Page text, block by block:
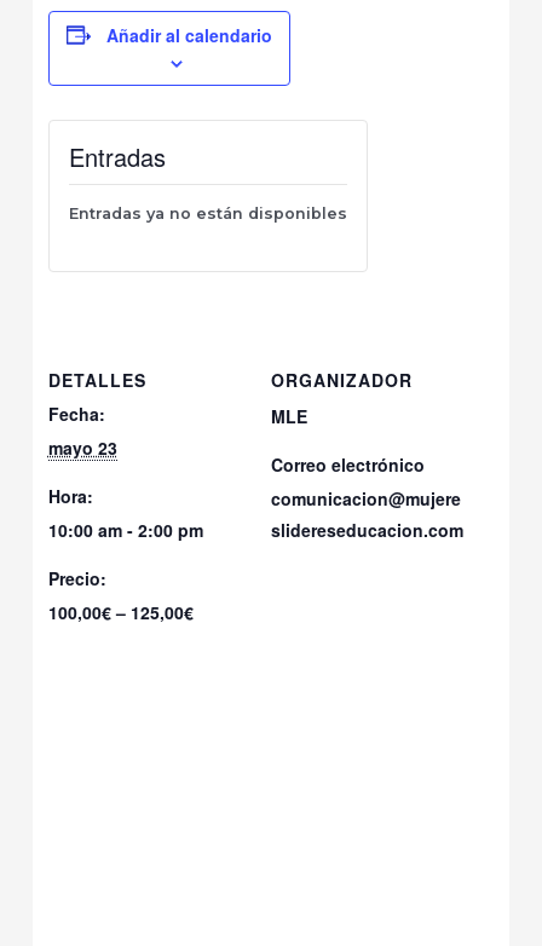
Añadir al calendario
DETALLES
Fecha:
mayo 23
Hora:
10:00 am - 2:00 pm
Precio:
100,00€ – 125,00€
ORGANIZADOR
MLE
Correo electrónico
comunicacion@mujere
slidereseducacion.com
Entradas
Entradas ya no están disponibles